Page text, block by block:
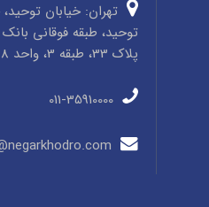
تهران: خیابان
توحید، طبقه فوقانی
پلاک 33، طبقه 3، واحد 8